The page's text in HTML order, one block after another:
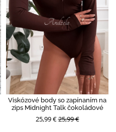
Viskózové body so zapínaním na
zips Midnight Talk čokoládové
25,99 €25,99 €